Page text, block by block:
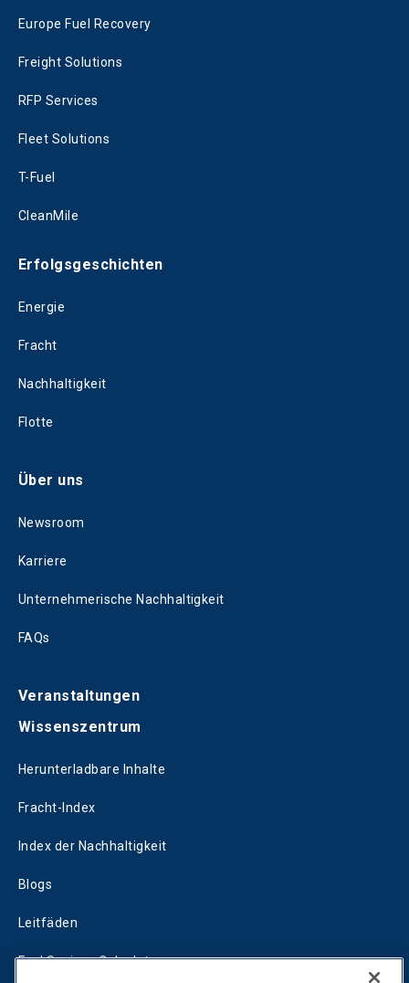
Europe Fuel Recovery
Freight Solutions
RFP Services
Fleet Solutions
T-Fuel
CleanMile
Erfolgsgeschichten
Energie
Fracht
Nachhaltigkeit
Flotte
Über uns
Newsroom
Karriere
Unternehmerische Nachhaltigkeit
FAQs
Veranstaltungen
Wissenszentrum
Herunterladbare Inhalte
Fracht-Index
Index der Nachhaltigkeit
Blogs
Leitfäden
Fuel Savings Calculator